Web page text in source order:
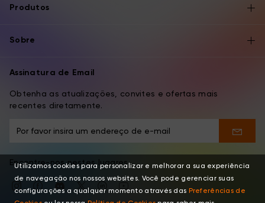
Produtos
Sobre
Assinatura de Email
Obtenha as atualizações, convites e ofertas mais
recentes diretamente.
Encontre-nos nestes lugares
Utilizamos cookies para personalizar e melhorar a sua experiência
de navegação nos nossos websites. Você pode gerenciar suas
configurações a qualquer momento através das Preferências de